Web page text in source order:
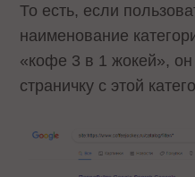
То есть, если
наименование
«кофе 3 в 1 жокей»,
страничку с этой